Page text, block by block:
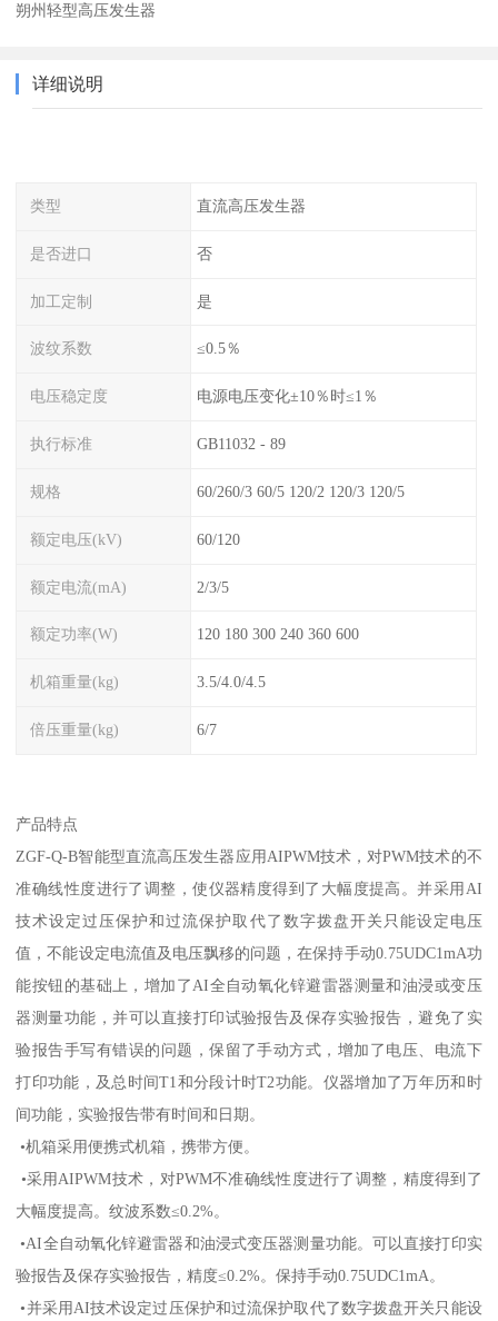
朔州轻型高压发生器
详细说明
类型 直流高压发生器
是否进口 否
加工定制 是
波纹系数 ≤0.5％
电压稳定度 电源电压变化±10％时≤1％
执行标准 GB11032 - 89
规格 60/260/3 60/5 120/2 120/3 120/5
额定电压(kV) 60/120
额定电流(mA) 2/3/5
额定功率(W) 120 180 300 240 360 600
机箱重量(kg) 3.5/4.0/4.5
倍压重量(kg) 6/7
产品特点
ZGF-Q-B智能型直流高压发生器应用AIPWM技术，对PWM技术的不
准确线性度进行了调整，使仪器精度得到了大幅度提高。并采用AI
技术设定过压保护和过流保护取代了数字拨盘开关只能设定电压
值，不能设定电流值及电压飘移的问题，在保持手动0.75UDC1mA功
能按钮的基础上，增加了AI全自动氧化锌避雷器测量和油浸或变压
器测量功能，并可以直接打印试验报告及保存实验报告，避免了实
验报告手写有错误的问题，保留了手动方式，增加了电压、电流下
打印功能，及总时间T1和分段计时T2功能。仪器增加了万年历和时
间功能，实验报告带有时间和日期。
•机箱采用便携式机箱，携带方便。
•采用AIPWM技术，对PWM不准确线性度进行了调整，精度得到了
大幅度提高。纹波系数≤0.2%。
•AI全自动氧化锌避雷器和油浸式变压器测量功能。可以直接打印实
验报告及保存实验报告，精度≤0.2%。保持手动0.75UDC1mA。
•并采用AI技术设定过压保护和过流保护取代了数字拨盘开关只能设